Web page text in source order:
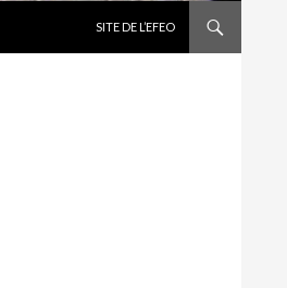
SITE DE L’EFEO